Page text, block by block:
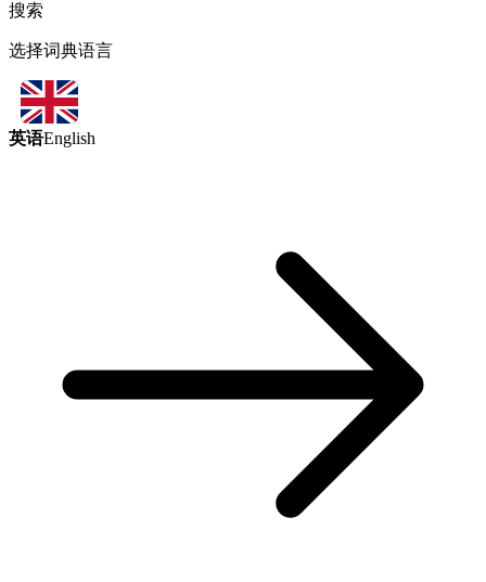
搜索
选择词典语言
英语English